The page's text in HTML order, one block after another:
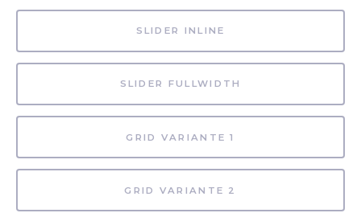
SLIDER INLINE
SLIDER FULLWIDTH
GRID VARIANTE 1
GRID VARIANTE 2